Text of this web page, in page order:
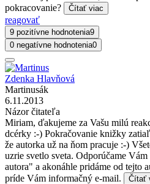
pokracovanie?
Čítať viac
reagovať
9 pozitívne hodnotenia9
0 negatívne hodnotenia0
Zdenka Hlavňová
Martinusák
6.11.2013
Názor čitateľa
Miriam, ďakujeme za Vašu milú
dcérky :-) Pokračovanie knižky
že autorka už na ňom pracuje :-)
uzrie svetlo sveta. Odporúčame
autora" a akonáhle pridáme od tejto
príde Vám informačný e-mail.
Čítať